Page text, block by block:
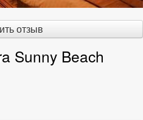
отзыв
Sunny Beach